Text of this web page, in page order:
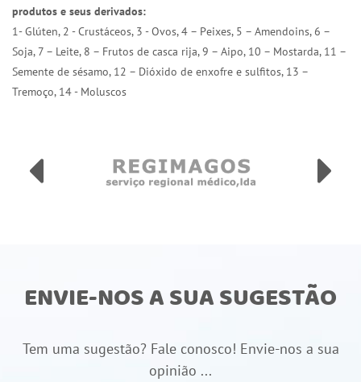
produtos e seus derivados:
1- Glúten, 2 - Crustáceos, 3 - Ovos, 4 – Peixes, 5 – Amendoins, 6 –
Soja, 7 – Leite, 8 – Frutos de casca rija, 9 – Aipo, 10 – Mostarda, 11 –
Semente de sésamo, 12 – Dióxido de enxofre e sulfitos, 13 –
Tremoço, 14 - Moluscos
ENVIE-NOS A SUA SUGESTÃO
Tem uma sugestão? Fale conosco! Envie-nos a sua
opinião ...